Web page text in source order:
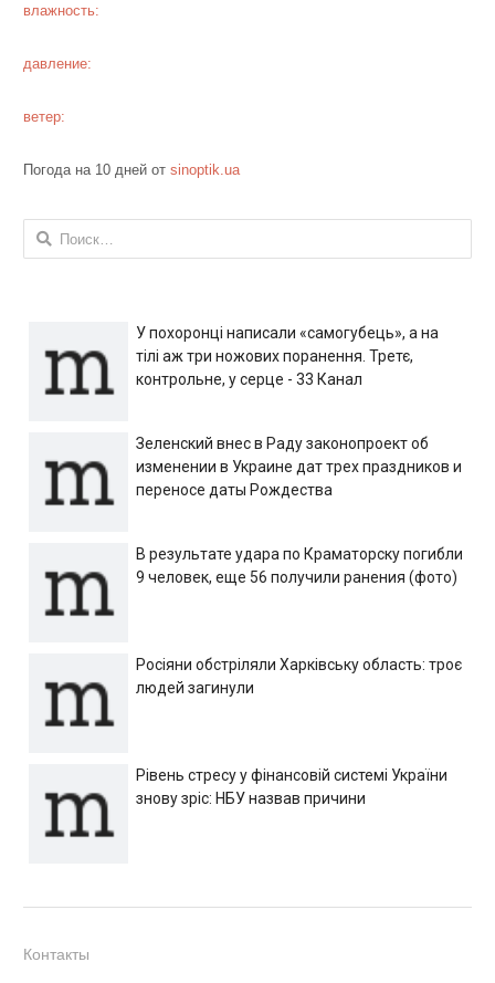
влажность:
давление:
ветер:
Погода на 10 дней от sinoptik.ua
Найти:
У похоронці написали «самогубець», а на
тілі аж три ножових поранення. Третє,
контрольне, у серце - 33 Канал
Зеленский внес в Раду законопроект об
изменении в Украине дат трех праздников и
переносе даты Рождества
В результате удара по Краматорску погибли
9 человек, еще 56 получили ранения (фото)
Росіяни обстріляли Харківську область: троє
людей загинули
Рівень стресу у фінансовій системі України
знову зріс: НБУ назвав причини
Контакты